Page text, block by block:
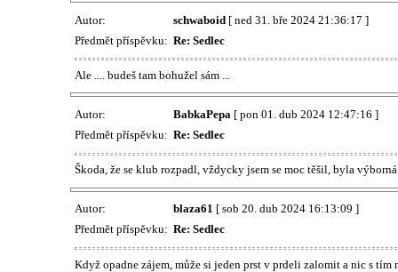
Autor: schwaboid[ ned 31. bře 2024 21:36:17 ]
Předmět příspěvku: Re: Sedlec
Ale .... budeš tam bohužel sám ...
Autor: BabkaPepa [ pon 01. dub 2024 12:47:16 ]
Předmět příspěvku: Re: Sedlec
Škoda, že se klub rozpadl, vždycky jsem se moc těšil, byla výborná
Autor: blaza61 [ sob 20. dub 2024 16:13:09 ]
Předmět příspěvku: Re: Sedlec
Když opadne zájem, může si jeden prst v prdeli zalomit a nic s tím